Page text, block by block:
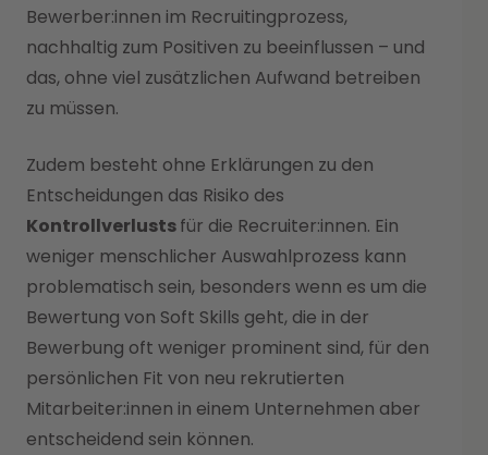
Bewerber:innen im Recruitingprozess,
nachhaltig zum Positiven zu beeinflussen – und
das, ohne viel zusätzlichen Aufwand betreiben
zu müssen.
Zudem besteht ohne Erklärungen zu den
Entscheidungen das Risiko des
Kontrollverlustsfür die Recruiter:innen. Ein
weniger menschlicher Auswahlprozess kann
problematisch sein, besonders wenn es um die
Bewertung von Soft Skills geht, die in der
Bewerbung oft weniger prominent sind, für den
persönlichen Fit von neu rekrutierten
Mitarbeiter:innen in einem Unternehmen aber
entscheidend sein können.